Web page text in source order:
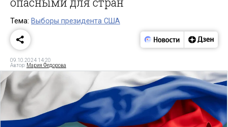
Тема: Выборы президента США
09.10.2024 14:20
Автор: Мария Федорова